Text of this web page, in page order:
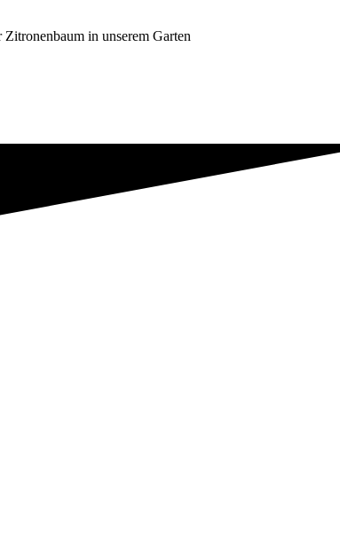
in unserem Garten